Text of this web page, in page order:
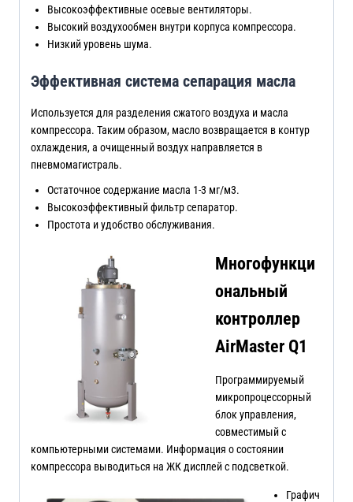
Высокоэффективные осевые вентиляторы.
Высокий воздухообмен внутри корпуса компрессора.
Низкий уровень шума.
Эффективная система сепарация масла
Используется для разделения сжатого воздуха и масла
компрессора. Таким образом, масло возвращается в контур
охлаждения, а очищенный воздух направляется в
пневмомагистраль.
Остаточное содержание масла 1-3 мг/м3.
Высокоэффективный фильтр сепаратор.
Простота и удобство обслуживания.
Многофункци
ональный
контроллер
AirMaster Q1
Программируемый
микропроцессорный
блок управления,
совместимый с
компьютерными системами. Информация о состоянии
компрессора выводиться на ЖК дисплей с подсветкой.
Графич